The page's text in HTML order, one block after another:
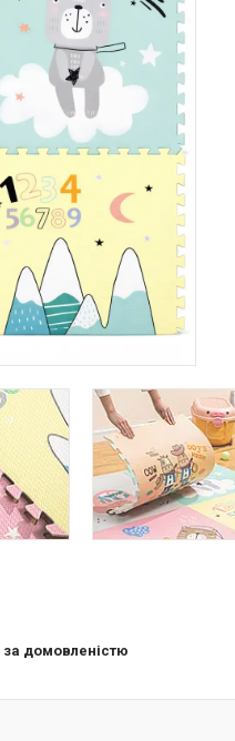
за домовленістю